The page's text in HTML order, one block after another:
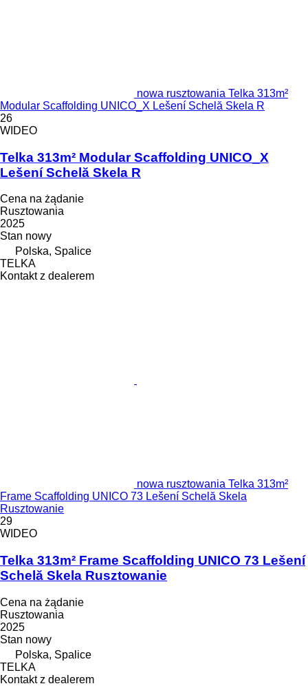
nowa rusztowania Telka 313m²
Modular Scaffolding UNICO_X Lešení Schelă Skela R
26
WIDEO
Telka 313m² Modular Scaffolding UNICO_X
Lešení Schelă Skela R
Cena na żądanie
Rusztowania
2025
Stan nowy
Polska, Spalice
TELKA
Kontakt z dealerem
nowa rusztowania Telka 313m²
Frame Scaffolding UNICO 73 Lešení Schelă Skela
Rusztowanie
29
WIDEO
Telka 313m² Frame Scaffolding UNICO 73 Lešení
Schelă Skela Rusztowanie
Cena na żądanie
Rusztowania
2025
Stan nowy
Polska, Spalice
TELKA
Kontakt z dealerem